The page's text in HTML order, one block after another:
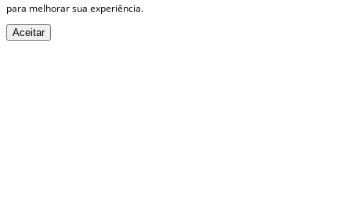
para melhorar sua experiência.
Aceitar